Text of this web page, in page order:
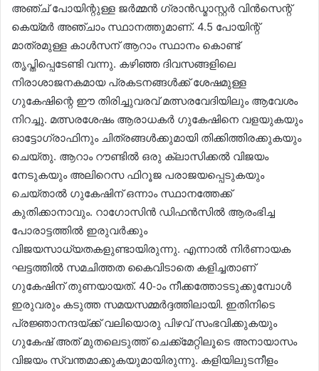
അഞ്ച് പോയിന്റുള്ള ജർമ്മൻ ഗ്രാൻഡ്മാസ്റ്റർ വിൻസെന്റ്
കെയ്‌മർ അഞ്ചാം സ്ഥാനത്തുമാണ്. 4.5 പോയിന്റ്
മാത്രമുള്ള കാൾസന് ആറാം സ്ഥാനം കൊണ്ട്
തൃപ്തിപ്പെടേണ്ടി വന്നു. കഴിഞ്ഞ ദിവസങ്ങളിലെ
നിരാശാജനകമായ പ്രകടനങ്ങൾക്ക് ശേഷമുള്ള
ഗുകേഷിന്റെ ഈ തിരിച്ചുവരവ് മത്സരവേദിയിലും ആവേശം
നിറച്ചു. മത്സരശേഷം ആരാധകർ ഗുകേഷിനെ വളയുകയും
ഓട്ടോഗ്രാഫിനും ചിത്രങ്ങൾക്കുമായി തിക്കിത്തിരക്കുകയും
ചെയ്തു. ആറാം റൗണ്ടിൽ ഒരു ക്ലാസിക്കൽ വിജയം
നേടുകയും അ​ലി​റെ​സ ഫി​റൂ​ജ പരാജയപ്പെടുകയും
ചെയ്താൽ ഗുകേഷിന് ഒന്നാം സ്ഥാനത്തേക്ക്
കുതിക്കാനാവും. റാഗോസിൻ ഡിഫൻസിൽ ആരംഭിച്ച
പോരാട്ടത്തിൽ ഇരുവർക്കും
വിജയസാധ്യതകളുണ്ടായിരുന്നു. എന്നാൽ നിർണായക
ഘട്ടത്തിൽ സമചിത്തത കൈവിടാതെ കളിച്ചതാണ്
ഗുകേഷിന് തുണയായത്. 40-ാം നീക്കത്തോടടുക്കുമ്പോൾ
ഇരുവരും കടുത്ത സമയസമ്മർദ്ദത്തിലായി. ഇതിനിടെ
പ്രജ്ഞാനന്ദയ്ക്ക് വലിയൊരു പിഴവ് സംഭവിക്കുകയും
ഗുകേഷ് അത് മുതലെടുത്ത് ചെക്ക്മേറ്റിലൂടെ അനായാസം
വിജയം സ്വന്തമാക്കുകയുമായിരുന്നു. കളിയിലുടനീളം